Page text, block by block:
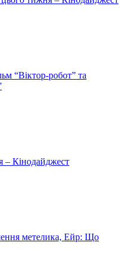
“Віктор-робот” та
– Кінодайджест
метелика, Ейр: Що